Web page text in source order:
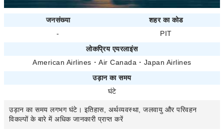
जनसंख्या
शहर का कोड
-
PIT
लोकप्रिय एयरलाइंस
American Airlines ・Air Canada ・ Japan Airlines
उड़ान का समय
घंटे
उड़ान का समय लगभग घंटे। इतिहास, अर्थव्यवस्था, जलवायु और परिवहन
विकल्पों के बारे में अधिक जानकारी प्राप्त करें